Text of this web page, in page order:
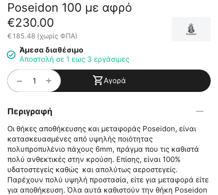
Poseidon 100 με αφρό
€230.00
€185.48 (χωρίς ΦΠΑ)
Άμεσα διαθέσιμο
Αποστολή σε 1 εως 3 εργάσιμες
+
− Αγορά
Περιγραφή
Οι θήκες αποθήκευσης και μεταφοράς Poseidon, είναι
κατασκευασμένες από υψηλής ποιότητας
πολυπροπυλένιο πάχους 6mm, πράγμα που τις καθιστά
πολύ ανθεκτικές στην κρούση. Επίσης, είναι 100%
υδατοστεγείς καθώς και απολύτως αεροστεγείς.
Παρέχουν πολύ υψηλή προστασία, είτε για μεταφορά είτε
για αποθήκευση. Όλα αυτά καθιστούν την θήκη Poseidon